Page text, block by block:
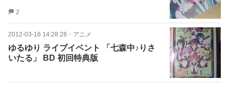
2
2012-03-16 14:28:28 ・ アニメ
ゆるゆり ライブイベント 「七森中♪りさ
いたる」 BD 初回特典版